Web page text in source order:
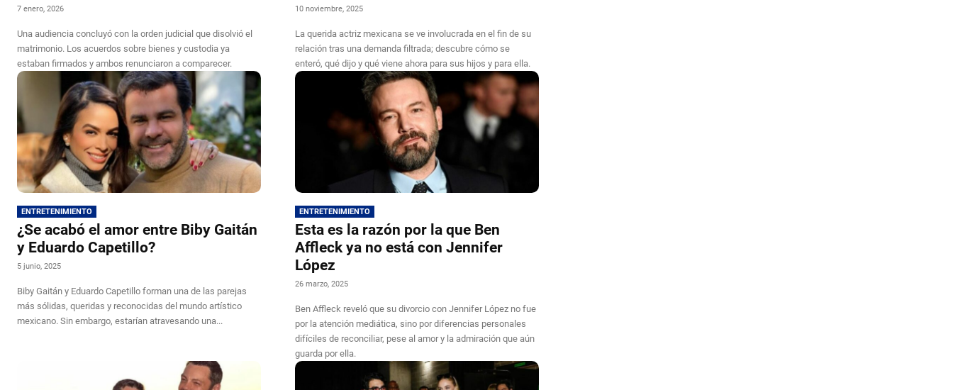
7 enero, 2026
Una audiencia concluyó con la orden judicial que disolvió el
matrimonio. Los acuerdos sobre bienes y custodia ya
estaban firmados y ambos renunciaron a comparecer.
10 noviembre, 2025
La querida actriz mexicana se ve involucrada en el fin de su
relación tras una demanda filtrada; descubre cómo se
enteró, qué dijo y qué viene ahora para sus hijos y para ella.
ENTRETENIMIENTO
¿Se acabó el amor entre Biby Gaitán
y Eduardo Capetillo?
5 junio, 2025
Biby Gaitán y Eduardo Capetillo forman una de las parejas
más sólidas, queridas y reconocidas del mundo artístico
mexicano. Sin embargo, estarían atravesando una...
ENTRETENIMIENTO
Esta es la razón por la que Ben
Affleck ya no está con Jennifer
López
26 marzo, 2025
Ben Affleck reveló que su divorcio con Jennifer López no fue
por la atención mediática, sino por diferencias personales
difíciles de reconciliar, pese al amor y la admiración que aún
guarda por ella.